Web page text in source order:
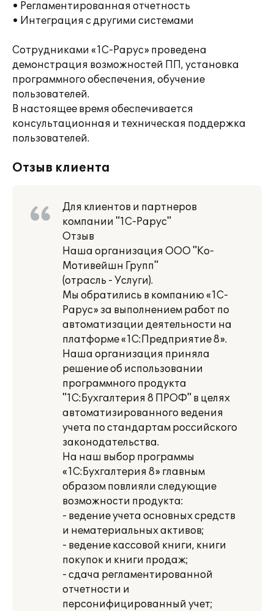
• Регламентированная отчетность
• Интеграция с другими системами
Сотрудниками «1С-Рарус» проведена
демонстрация возможностей ПП, установка
программного обеспечения, обучение
пользователей.
В настоящее время обеспечивается
консультационная и техническая поддержка
пользователей.
Отзыв клиента
Для клиентов и партнеров
компании "1С-Рарус"
Отзыв
Наша организация ООО "Ко-
Мотивейшн Групп"
(отрасль - Услуги).
Мы обратились в компанию «1С-
Рарус» за выполнением работ по
автоматизации деятельности на
платформе «1С:Предприятие 8».
Наша организация приняла
решение об использовании
программного продукта
"1С:Бухгалтерия 8 ПРОФ" в целях
автоматизированного ведения
учета по стандартам российского
законодательства.
На наш выбор программы
«1С:Бухгалтерия 8» главным
образом повлияли следующие
возможности продукта:
- ведение учета основных средств
и нематериальных активов;
- ведение кассовой книги, книги
покупок и книги продаж;
- сдача регламентированной
отчетности и
персонифицированный учет;